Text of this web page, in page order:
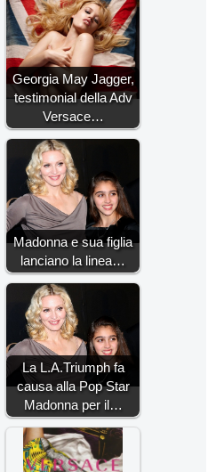
Georgia May Jagger,
testimonial della Adv
Versace…
Madonna e sua figlia
lanciano la linea…
La L.A.Triumph fa
causa alla Pop Star
Madonna per il…